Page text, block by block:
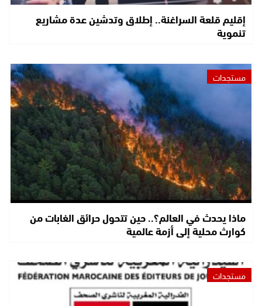
إقليم قلعة السراغنة.. إطلاق وتدشين عدة مشاريع
تنموية
مستجدات
ماذا يحدث في العالم؟.. حين تتحول حرائق الغابات من
كوارث محلية إلى أزمة عالمية
مستجدات